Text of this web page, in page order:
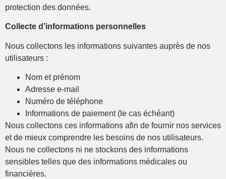
protection des données.
Collecte d’informations personnelles
Nous collectons les informations suivantes auprès de nos
utilisateurs :
Nom et prénom
Adresse e-mail
Numéro de téléphone
Informations de paiement (le cas échéant)
Nous collectons ces informations afin de fournir nos services
et de mieux comprendre les besoins de nos utilisateurs.
Nous ne collectons ni ne stockons des informations
sensibles telles que des informations médicales ou
financières.